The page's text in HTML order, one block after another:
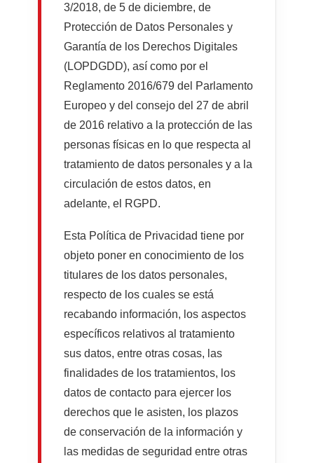
3/2018, de 5 de diciembre, de
Protección de Datos Personales y
Garantía de los Derechos Digitales
(LOPDGDD), así como por el
Reglamento 2016/679 del Parlamento
Europeo y del consejo del 27 de abril
de 2016 relativo a la protección de las
personas físicas en lo que respecta al
tratamiento de datos personales y a la
circulación de estos datos, en
adelante, el RGPD.
Esta Política de Privacidad tiene por
objeto poner en conocimiento de los
titulares de los datos personales,
respecto de los cuales se está
recabando información, los aspectos
específicos relativos al tratamiento
sus datos, entre otras cosas, las
finalidades de los tratamientos, los
datos de contacto para ejercer los
derechos que le asisten, los plazos
de conservación de la información y
las medidas de seguridad entre otras